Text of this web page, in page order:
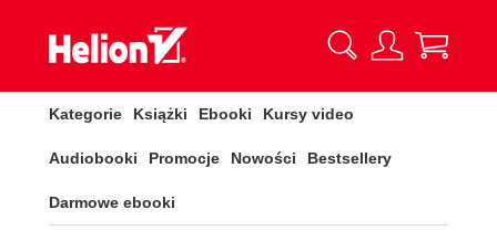
Kategorie Książki Ebooki Kursy video
Audiobooki Promocje Nowości Bestsellery
Darmowe ebooki